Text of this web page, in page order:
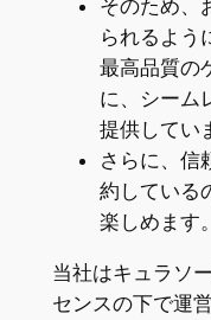
そのため、
られるよう
最高品質の
に、シーム
提供してい
さらに、信
約している
楽しめます。
当社はキュラソ
センスの下で運